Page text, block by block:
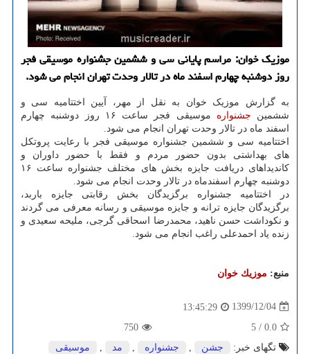
موزیک خوان: مراسم پایانی سی و ششمین جشنواره موسیقی فجر
روز دوشنبه چهارم اسفند ماه در تالار وحدت تهران انجام می شود.
به گزارش موزیک خوان به نقل از مهر، آیین اختتامیه سی و
ششمین جشنواره
موسیقی فجر ساعت ۱۶ روز دوشنبه چهارم
اسفند ماه در تالار وحدت تهران انجام می شود.
اختتامیه سی و ششمین جشنواره موسیقی فجر با رعایت پروتکل
های بهداشتی بدون حضور مردم و فقط با حضور داوران و
کاندیداهای دریافت جایزه بخش های مختلف جشنواره ساعت ۱۶
دوشنبه چهارم اسفندماه در تالار وحدت انجام می شود.
در اختتامیه جشنواره برگزیدگان بخش رقابتی جایزه باربد،
برگزیدگان جایزه ترانه و جایزه موسیقی و رسانه معرفی می گردند
و نکوداشت حسن ناهید، محمدرضا اسحاقی گرجی، ملیحه سعیدی و
زنده یاد احمدعلی راغب انجام می شود.
منبع: موزیك خوان
1399/12/04
13:45:29
0.0
/
5
750
تگهای خبر:
جشن جشنواره مد موسیقی